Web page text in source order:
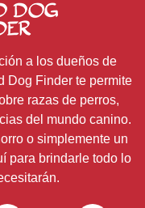
a los dueños de
Dog Finder te permite
razas de perros,
del mundo canino.
o simplemente un
para brindarle todo lo